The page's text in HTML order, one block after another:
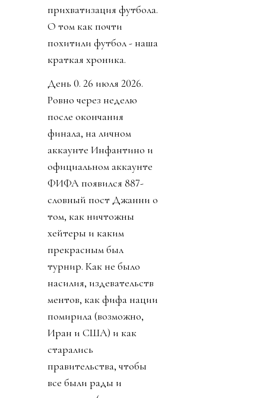
прихватизация футбола.
О том как почти
похитили футбол - наша
краткая хроника.
День 0. 26 июля 2026.
Ровно через неделю
после окончания
финала, на личном
аккаунте Инфантино и
официальном аккаунте
ФИФА появился 887-
словный пост Джанни о
том, как ничтожны
хейтеры и каким
прекрасным был
турнир. Как не было
насилия, издевательств
ментов, как фифа нации
помирила (возможно,
Иран и США) и как
старались
правительства, чтобы
все были рады и